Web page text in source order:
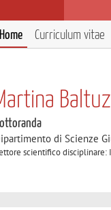
Home Curriculum vitae
di Scienze
scientifico disciplinare: